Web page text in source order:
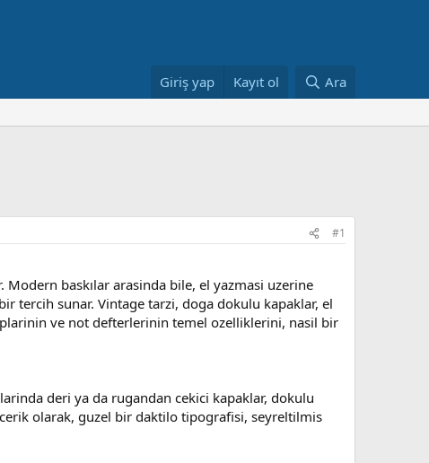
Giriş yap Kayıt ol Ara
#1
baskılar arasinda bile, el yazmasi uzerine
tercih sunar. Vintage tarzi, doga dokulu kapaklar, el
ve not defterlerinin temel ozelliklerini, nasil bir
deri ya da rugandan cekici kapaklar, dokulu
olarak, guzel bir daktilo tipografisi, seyreltilmis